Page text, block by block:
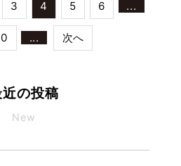
3 4 5 6 ...
... 次へ
の投稿
New